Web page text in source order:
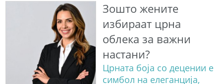
Зошто жените
избираат црна
облека за важни
настани?
Црната боја со децении е
симбол на елеганција,